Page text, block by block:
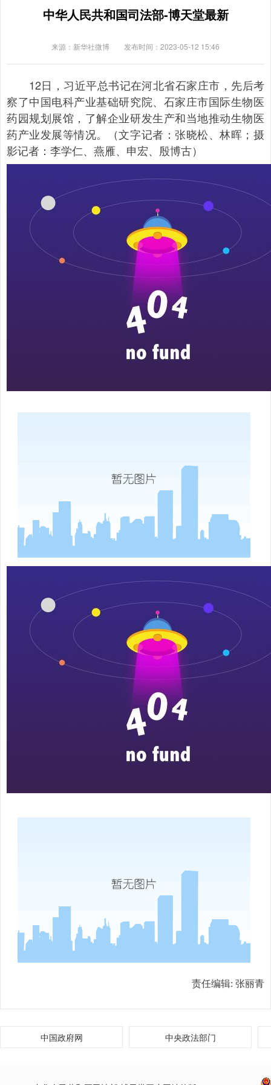
中华人民共和国司法部-博天堂最新
来源：新华社微博 发布时间：2023-05-12 15:46
12日，习近平总书记在河北省石家庄市，先后考
察了中国电科产业基础研究院、石家庄市国际生物医
药园规划展馆，了解企业研发生产和当地推动生物医
药产业发展等情况。（文字记者：张晓松、林晖；摄
影记者：李学仁、燕雁、申宏、殷博古）
责任编辑: 张丽青
中国政府网 中央政法部门